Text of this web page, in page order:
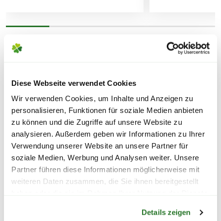
Diese Webseite verwendet Cookies
Wir verwenden Cookies, um Inhalte und Anzeigen zu
personalisieren, Funktionen für soziale Medien anbieten
zu können und die Zugriffe auf unsere Website zu
analysieren. Außerdem geben wir Informationen zu Ihrer
Verwendung unserer Website an unsere Partner für
soziale Medien, Werbung und Analysen weiter. Unsere
Partner führen diese Informationen möglicherweise mit
weiteren Daten zusammen, die Sie ihnen bereitgestellt
Details zeigen
Rindenmulch und Pinienrinde bestehen
Baumrinde und sind ein Abfallprodukt
der Forstwirtschaft. Sie schützen den
Boden vor Austrocknung und verringern
das Unkrautwachstum.
Rindenmulch stammt dabei meist von
Fichten und Kiefern, welche auch in
hingegen stammt
PAKETVERSAND
6,95€für Standardpakete (z.B.Dünger oder
Zubehör)
7,95€für größere Pakete (z.B. Pflanzen oder
Erde)
SPERRGUTVERSAND
WEITERE PRODUKTE